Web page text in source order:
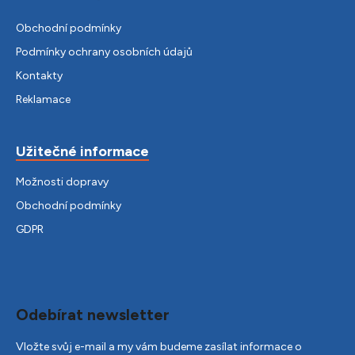
Obchodní podmínky
Podmínky ochrany osobních údajů
Kontakty
Reklamace
Užitečné informace
Možnosti dopravy
Obchodní podmínky
GDPR
Odebírat newsletter
Vložte svůj e-mail a my vám budeme zasílat informace o